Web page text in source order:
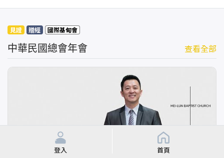
見證 贈經 國際基甸會
中華民國總會年會 查看全部
登入 首頁